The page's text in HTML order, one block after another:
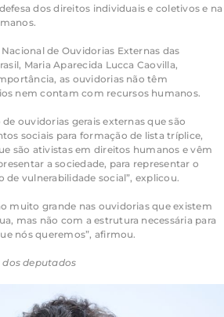
dos direitos individuais e coletivos e na
de Ouvidorias Externas das
Maria Aparecida Lucca Caovilla,
as ouvidorias não têm
nem contam com recursos humanos.
ouvidorias gerais externas que são
sociais para formação de lista tríplice,
são ativistas em direitos humanos e vêm
a sociedade, para representar o
de vulnerabilidade social”, explicou.
muito grande nas ouvidorias que existem
mas não com a estrutura necessária para
nós queremos”, afirmou.
deputados